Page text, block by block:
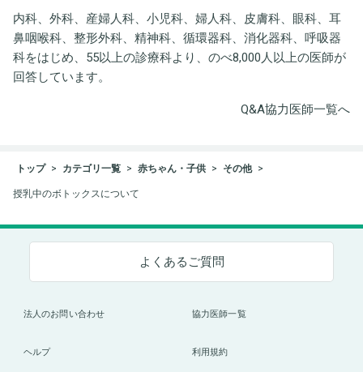
内科、外科、産婦人科、小児科、婦人科、皮膚科、眼科、耳
鼻咽喉科、整形外科、精神科、循環器科、消化器科、呼吸器
科をはじめ、55以上の診療科より、のべ8,000人以上の医師が
回答しています。
Q&A協力医師一覧へ
トップ カテゴリ一覧 赤ちゃん・子供 その他
授乳中のボトックスについて
よくあるご質問
法人のお問い合わせ 協力医師一覧
ヘルプ 利用規約